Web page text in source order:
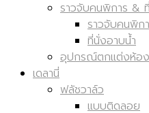
ราวจับคนพิการ &
ราวจับคนพิก
ที่นั่งอาบน้ำ
อุปกรณ์ตกแต่งห้อ
เดลานี่
ฟลัชวาล์ว
แบบติดลอย